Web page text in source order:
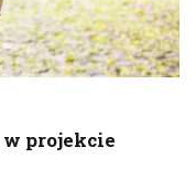
w projekcie